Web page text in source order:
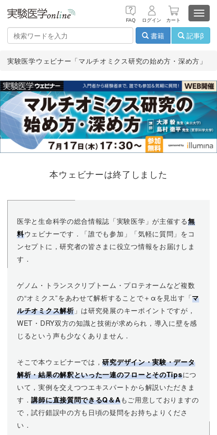
FAQ ログイン カート
書籍
記事β
実験医学ウェビナー「マルチオミクス研究の始め方・深め方」
本ウェビナーは終了しました
医学と生命科学の総合情報誌「実験医学」が主催する無
料ウェビナーです．「誰でも参加」「気軽に質問」をコ
ンセプトに，研究者の皆さまに役立つ情報をお届けしま
す．
ゲノム・トランスクリプトーム・プロテオームなど複数
の“オミクス”をあわせて解析することで＋αを見出す「マ
ルチオミクス解析」は研究発展のキーポイントですが，
WET・DRY双方の知識と技術が求められ，導入に壁を感
じるという声も少なくありません．
そこで本ウェビナーでは，研究デザイン・実験・データ
解析・結果の解釈といった一連のフローとそのTipsにつ
いて，実例を交えつつエキスパートから解説いただきま
す．講師に直接質問できるQ＆Aもご用意しておりますの
で，試行錯誤中の方も日頃の疑問をお持ちよりくださ
い．